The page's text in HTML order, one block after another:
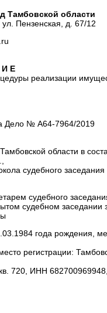
Тамбовской области
Пензенская, д. 67/12
И Е
реализации
Дело № А64-7964/2019
области в
судебного
судебного
судебном заседании
года рождения,
регистрации:
720, ИНН